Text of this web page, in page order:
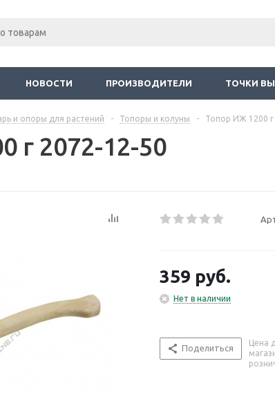
НОВОСТИ ПРОИЗВОДИТЕЛИ ТОЧКИ
и опоры для растений - Топоры и колуны - Топор ИЖ 1200 г
г 2072-12-50
359 руб.
Нет в наличии
Поделиться
Цена